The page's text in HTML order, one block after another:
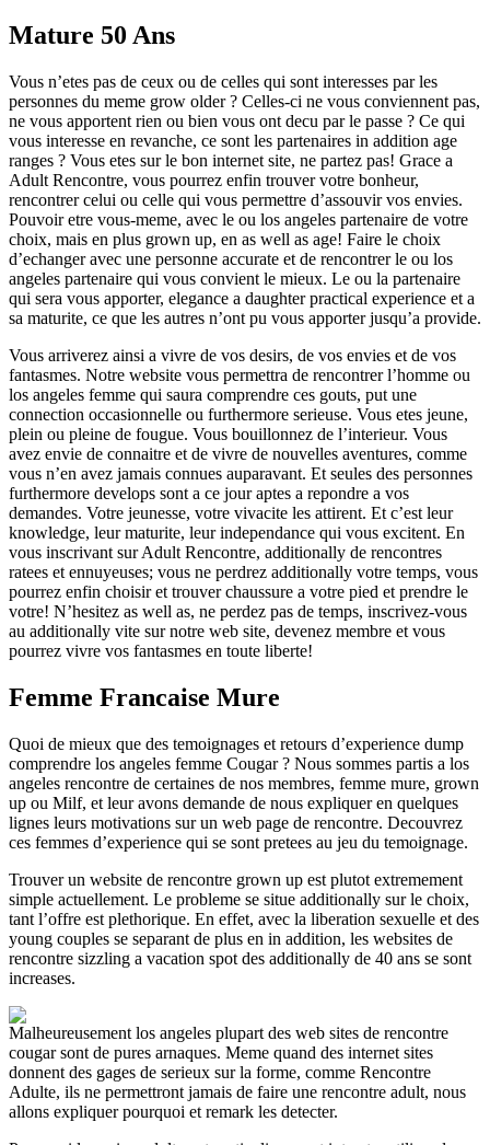
Mature 50 Ans
Vous n’etes pas de ceux ou de celles qui sont interesses par les
personnes du meme grow older ? Celles-ci ne vous conviennent pas,
ne vous apportent rien ou bien vous ont decu par le passe ? Ce qui
vous interesse en revanche, ce sont les partenaires in addition age
ranges ? Vous etes sur le bon internet site, ne partez pas! Grace a
Adult Rencontre, vous pourrez enfin trouver votre bonheur,
rencontrer celui ou celle qui vous permettre d’assouvir vos envies.
Pouvoir etre vous-meme, avec le ou los angeles partenaire de votre
choix, mais en plus grown up, en as well as age! Faire le choix
d’echanger avec une personne accurate et de rencontrer le ou los
angeles partenaire qui vous convient le mieux. Le ou la partenaire
qui sera vous apporter, elegance a daughter practical experience et a
sa maturite, ce que les autres n’ont pu vous apporter jusqu’a provide.
Vous arriverez ainsi a vivre de vos desirs, de vos envies et de vos
fantasmes. Notre website vous permettra de rencontrer l’homme ou
los angeles femme qui saura comprendre ces gouts, put une
connection occasionnelle ou furthermore serieuse. Vous etes jeune,
plein ou pleine de fougue. Vous bouillonnez de l’interieur. Vous
avez envie de connaitre et de vivre de nouvelles aventures, comme
vous n’en avez jamais connues auparavant. Et seules des personnes
furthermore develops sont a ce jour aptes a repondre a vos
demandes. Votre jeunesse, votre vivacite les attirent. Et c’est leur
knowledge, leur maturite, leur independance qui vous excitent. En
vous inscrivant sur Adult Rencontre, additionally de rencontres
ratees et ennuyeuses; vous ne perdrez additionally votre temps, vous
pourrez enfin choisir et trouver chaussure a votre pied et prendre le
votre! N’hesitez as well as, ne perdez pas de temps, inscrivez-vous
au additionally vite sur notre web site, devenez membre et vous
pourrez vivre vos fantasmes en toute liberte!
Femme Francaise Mure
Quoi de mieux que des temoignages et retours d’experience dump
comprendre los angeles femme Cougar ? Nous sommes partis a los
angeles rencontre de certaines de nos membres, femme mure, grown
up ou Milf, et leur avons demande de nous expliquer en quelques
lignes leurs motivations sur un web page de rencontre. Decouvrez
ces femmes d’experience qui se sont pretees au jeu du temoignage.
Trouver un website de rencontre grown up est plutot extremement
simple actuellement. Le probleme se situe additionally sur le choix,
tant l’offre est plethorique. En effet, avec la liberation sexuelle et des
young couples se separant de plus en in addition, les websites de
rencontre sizzling a vacation spot des additionally de 40 ans se sont
increases.
Malheureusement los angeles plupart des web sites de rencontre
cougar sont de pures arnaques. Meme quand des internet sites
donnent des gages de serieux sur la forme, comme Rencontre
Adulte, ils ne permettront jamais de faire une rencontre adult, nous
allons expliquer pourquoi et remark les detecter.